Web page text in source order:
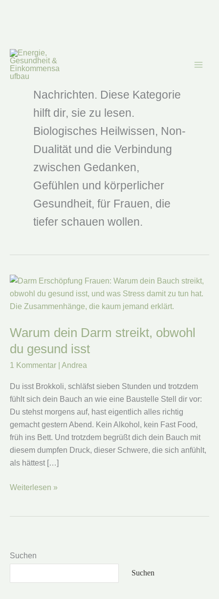
Inhalt
springen Heilwissen
Nachrichten. Diese Kategorie
hilft dir, sie zu lesen.
Biologisches Heilwissen, Non-
Dualität und die Verbindung
zwischen Gedanken,
Gefühlen und körperlicher
Gesundheit, für Frauen, die
tiefer schauen wollen.
Warum dein Darm streikt, obwohl
du gesund isst
1 Kommentar Andrea
Du isst Brokkoli, schläfst sieben Stunden und trotzdem
fühlt sich dein Bauch an wie eine Baustelle Stell dir vor:
Du stehst morgens auf, hast eigentlich alles richtig
gemacht gestern Abend. Kein Alkohol, kein Fast Food,
früh ins Bett. Und trotzdem begrüßt dich dein Bauch mit
diesem dumpfen Druck, dieser Schwere, die sich anfühlt,
als hättest […]
Warum
du
gesund
Weiterlesen »
Suchen
Suchen